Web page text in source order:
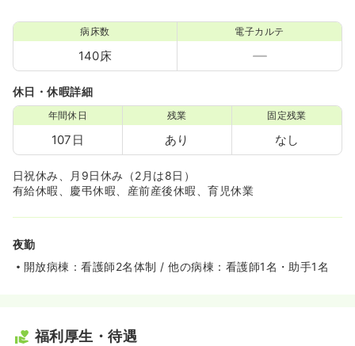
病床数
140床
電子カルテ
休日・休暇詳細
年間休日
107日
残業
あり
固定残業
なし
日祝休み、月9日休み（2月は8日）
有給休暇、慶弔休暇、産前産後休暇、育児休業
夜勤
開放病棟：看護師2名体制 / 他の病棟：看護師1名・助手1名
福利厚生・待遇